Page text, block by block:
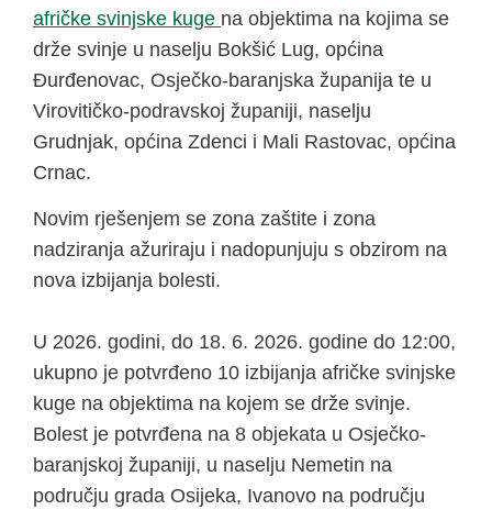
afričke svinjske kuge na objektima na kojima se
drže svinje u naselju Bokšić Lug, općina
Đurđenovac, Osječko-baranjska županija te u
Virovitičko-podravskoj županiji, naselju
Grudnjak, općina Zdenci i Mali Rastovac, općina
Crnac.
Novim rješenjem se zona zaštite i zona
nadziranja ažuriraju i nadopunjuju s obzirom na
nova izbijanja bolesti.
U 2026. godini, do 18. 6. 2026. godine do 12:00,
ukupno je potvrđeno 10 izbijanja afričke svinjske
kuge na objektima na kojem se drže svinje.
Bolest je potvrđena na 8 objekata u Osječko-
baranjskoj županiji, u naselju Nemetin na
području grada Osijeka, Ivanovo na području